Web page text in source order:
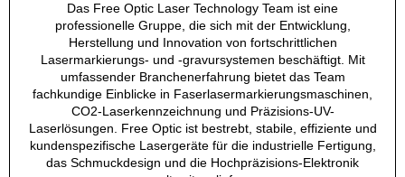
Das Free Optic Laser Technology Team ist eine
professionelle Gruppe, die sich mit der Entwicklung,
Herstellung und Innovation von fortschrittlichen
Lasermarkierungs- und -gravursystemen beschäftigt. Mit
umfassender Branchenerfahrung bietet das Team
fachkundige Einblicke in Faserlasermarkierungsmaschinen,
CO2-Laserkennzeichnung und Präzisions-UV-
Laserlösungen. Free Optic ist bestrebt, stabile, effiziente und
kundenspezifische Lasergeräte für die industrielle Fertigung,
das Schmuckdesign und die Hochpräzisions-Elektronik